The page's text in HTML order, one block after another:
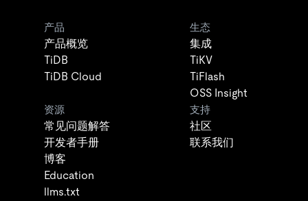
产品
产品概览
TiDB
TiDB Cloud
生态
集成
TiKV
TiFlash
OSS Insight
资源
常见问题解答
开发者手册
博客
Education
llms.txt
支持
社区
联系我们